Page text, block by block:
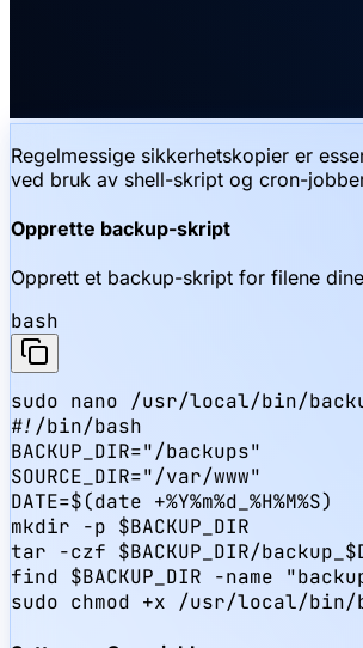
Regelmessige sikkerhetskopier er
ved bruk av shell-skript og cron-
Opprette backup-skript
Opprett et backup-skript for filene
bash
sudo nano /usr/local/bin/
#!/bin/bash
BACKUP_DIR="/backups"
SOURCE_DIR="/var/www"
DATE=$(date +%Y%m%d_%H%M%S)
mkdir -p $BACKUP_DIR
tar -czf $BACKUP_DIR/
find $BACKUP_DIR -name
sudo chmod +x /usr/local/bin/